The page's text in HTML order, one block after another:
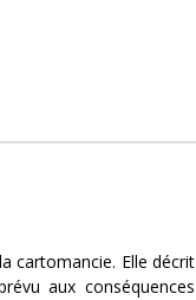
cartomancie. Elle décrit
aux conséquences